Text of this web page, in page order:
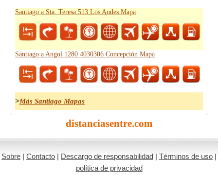
Santiago a Sta. Teresa 513 Los Andes Mapa
Santiago a Angol 1280 4030306 Concepción Mapa
>Más Santiago Mapas
distanciasentre.com
Sobre | Contacto | Descargo de responsabilidad | Términos de uso |
política de privacidad